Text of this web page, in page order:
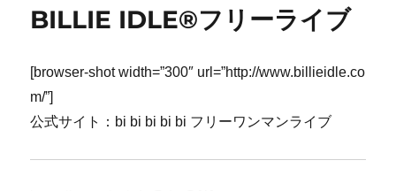
BILLIE IDLE®フリーライブ
[browser-shot width=”300″ url=”http://www.billieidle.co
m/”]
公式サイト：bi bi bi bi bi フリーワンマンライブ